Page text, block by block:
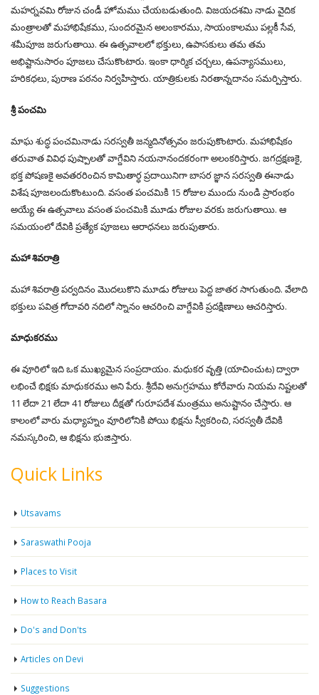
మహర్నవమి రోజున చండీ హోమము చేయబడుతుంది. విజయదశమి నాడు వైదిక
మంత్రాలతో మహాభిషేకము, సుందరమైన అలంకారము, సాయంకాలము పల్లకీ సేవ,
శమీపూజ జరుగుతాయి. ఈ ఉత్సవాలలో భక్తులు, ఉపాసకులు తమ తమ
అభిష్టానుసారం పూజలు చేసుకొంటారు. ఇంకా ధార్మిక చర్చలు, ఉపన్యాసములు,
హరికధలు, పురాణ పఠనం నిర్వహిస్తారు. యాత్రికులకు నిరతాన్నదానం సమర్పిస్తారు.
శ్రీ పంచమి
మాఘ శుద్ధ పంచమినాడు సరస్వతీ జన్మదినోత్సవం జరుపుకొంటారు. మహాభిషేకం
తరువాత వివిధ పుష్పాలతో వాగ్దేవిని నయనానందకరంగా అలంకరిస్తారు. జగద్రక్షణకై,
భక్త పోషణకై అవతరరించిన కామితార్ధ ప్రదాయినిగా బాసర జ్ఞాన సరస్వతి ఈనాడు
విశేష పూజలందుకొంటుంది. వసంత పంచమికి 15 రోజుల ముందు నుండి ప్రారంభం
అయ్యే ఈ ఉత్సవాలు వసంత పంచమికి మూడు రోజుల వరకు జరుగుతాయి. ఆ
సమయంలో దేవికి ప్రత్యేక పూజలు ఆరాధనలు జరుపుతారు.
మహా శివరాత్రి
మహా శివరాత్రి పర్వదినం మొదలుకొని మూడు రోజులు పెద్ద జాతర సాగుతుంది. వేలాది
భక్తులు పవిత్ర గోదావరి నదిలో స్నానం ఆచరించి వాగ్దేవికి ప్రదక్షిణాలు ఆచరిస్తారు.
మాధుకరము
ఈ వూరిలో ఇది ఒక ముఖ్యమైన సంప్రదాయం. మధుకర వృత్తి (యాచించుట) ద్వారా
లభించే భిక్షకు మాధుకరము అని పేరు. శ్రీదేవి అనుగ్రహము కోరేవారు నియమ నిష్టలతో
11 లేదా 21 లేదా 41 రోజులు దీక్షతో గురూపదేశ మంత్రము అనుష్టానం చేస్తారు. ఆ
కాలంలో వారు మధ్యాహ్నం వూరిలోనికి పోయి భిక్షను స్వీకరించి, సరస్వతీ దేవికి
నమస్కరించి, ఆ భిక్షను భుజిస్తారు.
Quick Links
Utsavams
Saraswathi Pooja
Places to Visit
How to Reach Basara
Do's and Don'ts
Articles on Devi
Suggestions